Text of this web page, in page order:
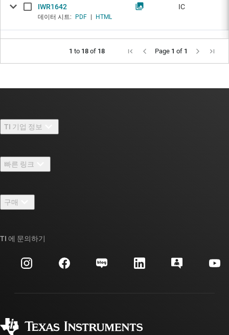
IWR1642
데이터 시트: PDF HTML
IC
1 to 18 of 18 Page 1 of 1
TI 기업 정보
채용
뉴스룸
이벤트
투자 관계
빠른 링크
TI E2E™ 설계 지원 포럼
대체품 검색
고객 지원 센터
myTI 계정 FAQ
구매
주문 FAQ
TI 에 문의하기